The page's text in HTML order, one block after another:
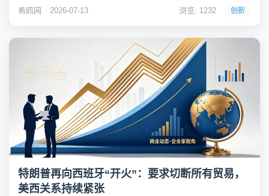
的态势已延续两年。上游厂商对产品开发和市场推广的投
希鸥网 2026-07-13 浏览: 1232 创新
特朗普再向西班牙“开火”：要求切断所有贸易，
美西关系持续紧张